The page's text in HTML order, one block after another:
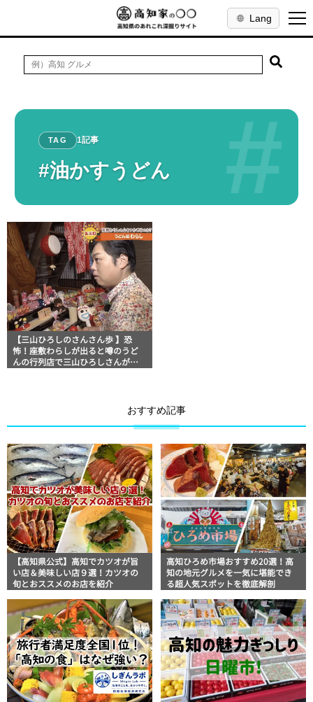
Lang
#
TAG 1記事
#油かすうどん
【三山ひろしのさんさん歩 】恐
怖！座敷わらしが出ると噂のうど
んの行列店で三山ひろしさんがビ
おすすめ記事
【高知県公式】高知でカツオが旨
い店＆美味しい店９選！カツオの
旬とおススメのお店を紹介
高知ひろめ市場おすすめ20選！高
知の地元グルメを一気に堪能でき
る超人気スポットを徹底解剖